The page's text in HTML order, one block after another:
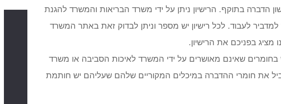
הדברה בתוקף. הרישיון ניתן על ידי משרד הבריאות והמשרד להגנת
לעבוד. לכל רישיון יש מספר וניתן לבדוק זאת באתר המשרד
מציג בפניכם את הרישיון.
שאינם מאושרים על ידי המשרד לאיכות הסביבה או משרד
את חומרי ההדברה במיכלים המקוריים שלהם שעליהם יש חותמת